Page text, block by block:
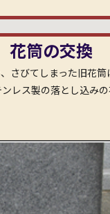
花筒の交換
さびてしまった旧花
レス製の落とし込み